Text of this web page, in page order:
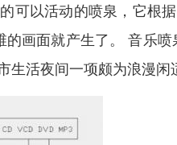
可以活动的喷泉，它根
画面就产生了。 音乐
活夜间一项颇为浪漫闲